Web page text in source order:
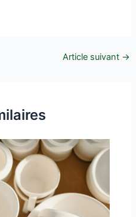
Article suivant →